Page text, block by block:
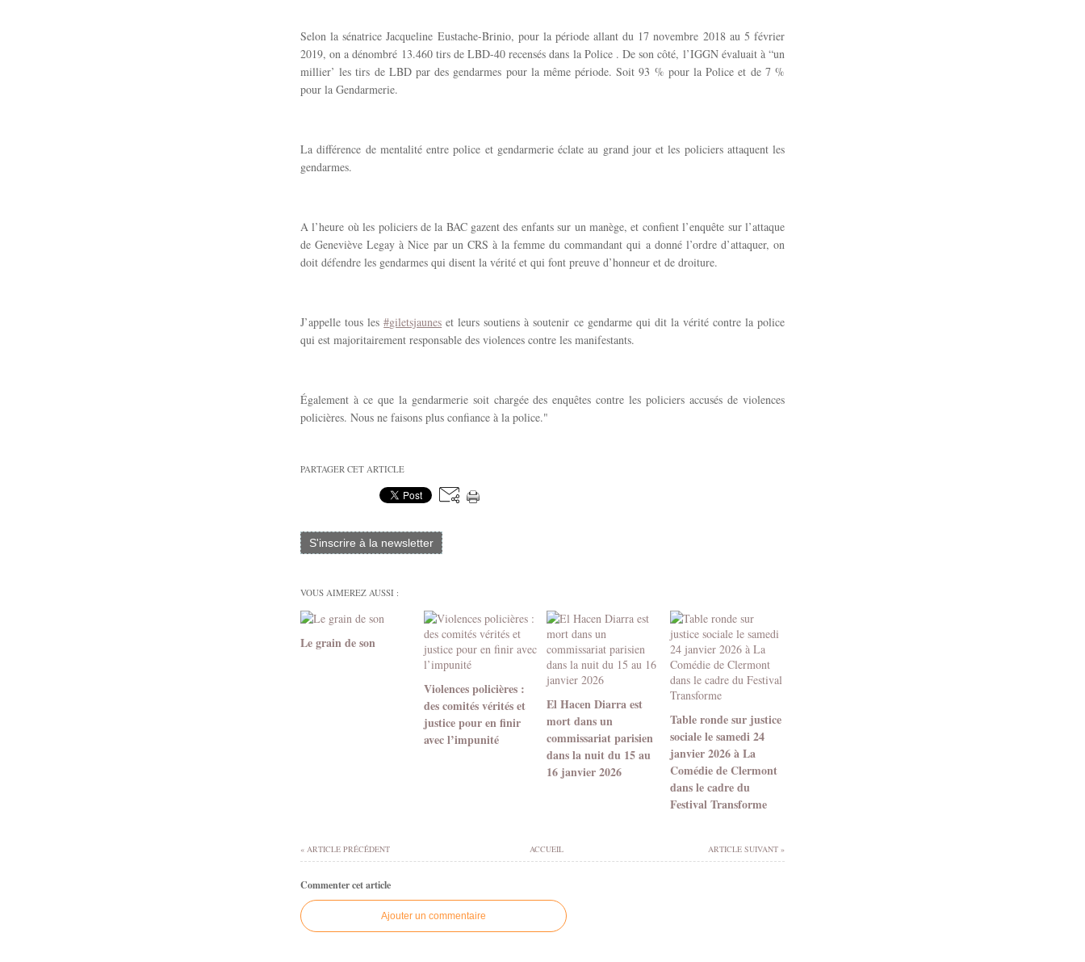
Selon la sénatrice Jacqueline Eustache-Brinio, pour la période allant du 17 novembre 2018 au 5 février
2019, on a dénombré 13.460 tirs de LBD-40 recensés dans la Police . De son côté, l’IGGN évaluait à “un
millier’ les tirs de LBD par des gendarmes pour la même période. Soit 93 % pour la Police et de 7 %
pour la Gendarmerie.
La différence de mentalité entre police et gendarmerie éclate au grand jour et les policiers attaquent les
gendarmes.
A l’heure où les policiers de la BAC gazent des enfants sur un manège, et confient l’enquête sur l’attaque
de Geneviève Legay à Nice par un CRS à la femme du commandant qui a donné l’ordre d’attaquer, on
doit défendre les gendarmes qui disent la vérité et qui font preuve d’honneur et de droiture.
J’appelle tous les#giletsjaunes et leurs soutiens à soutenir ce gendarme qui dit la vérité contre la police
qui est majoritairement responsable des violences contre les manifestants.
Également à ce que la gendarmerie soit chargée des enquêtes contre les policiers accusés de violences
policières. Nous ne faisons plus confiance à la police."
PARTAGER CET ARTICLE
S'inscrire à la newsletter
VOUS AIMEREZ AUSSI :
Le grain de son
Violences policières :
des comités vérités et
justice pour en finir
avec l’impunité
El Hacen Diarra est
mort dans un
commissariat parisien
dans la nuit du 15 au
16 janvier 2026
Table ronde sur justice
sociale le samedi 24
janvier 2026 à La
Comédie de Clermont
dans le cadre du
Festival Transforme
ACCUEIL
« ARTICLE PRÉCÉDENT ARTICLE SUIVANT »
Commenter cet article
Ajouter un commentaire